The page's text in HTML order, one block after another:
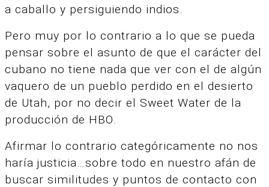
a caballo y persiguiendo indios.
Pero muy por lo contrario a lo que se pueda
pensar sobre el asunto de que el carácter del
cubano no tiene nada que ver con el de algún
vaquero de un pueblo perdido en el desierto
de Utah, por no decir el Sweet Water de la
producción de HBO.
Afirmar lo contrario categóricamente no nos
haría justicia…sobre todo en nuestro afán de
buscar similitudes y puntos de contacto con